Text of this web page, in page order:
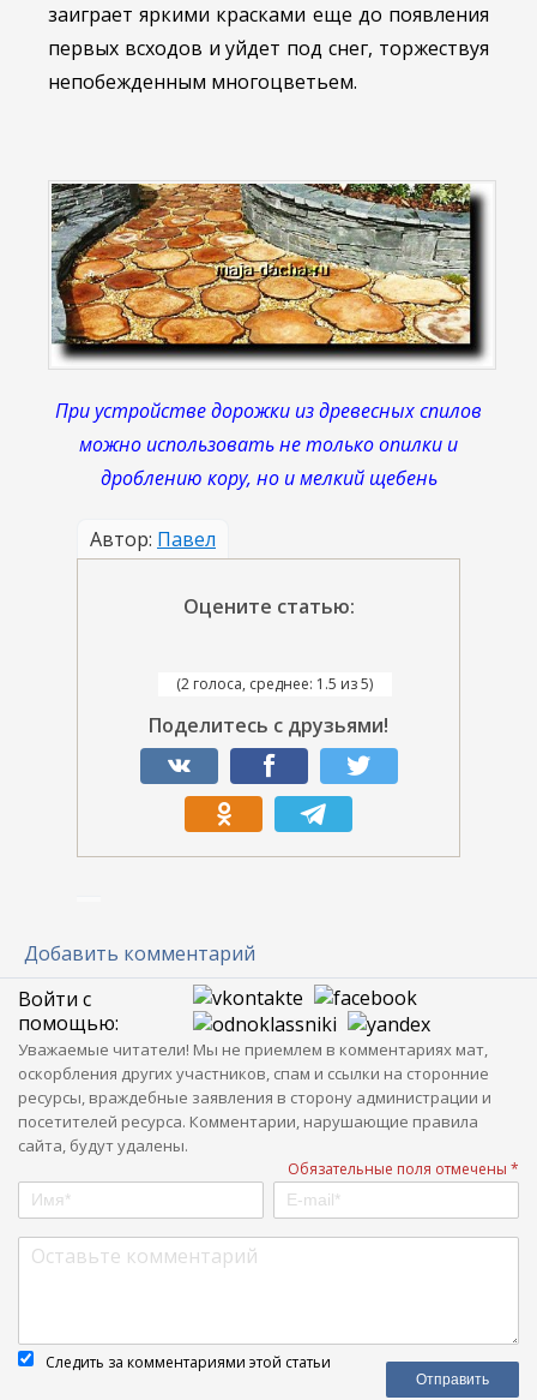
заиграет яркими красками еще до появления
первых всходов и уйдет под снег, торжествуя
непобежденным многоцветьем.
При устройстве дорожки из древесных спилов
можно использовать не только опилки и
дроблению кору, но и мелкий щебень
Автор: Павел
Оцените статью:
(2 голоса, среднее: 1.5 из 5)
Поделитесь с друзьями!
Добавить комментарий
Войти с
помощью:
Уважаемые читатели! Мы не приемлем в комментариях мат,
оскорбления других участников, спам и ссылки на сторонние
ресурсы, враждебные заявления в сторону администрации и
посетителей ресурса. Комментарии, нарушающие правила
сайта, будут удалены.
Обязательные поля отмечены *
Следить за комментариями этой статьи